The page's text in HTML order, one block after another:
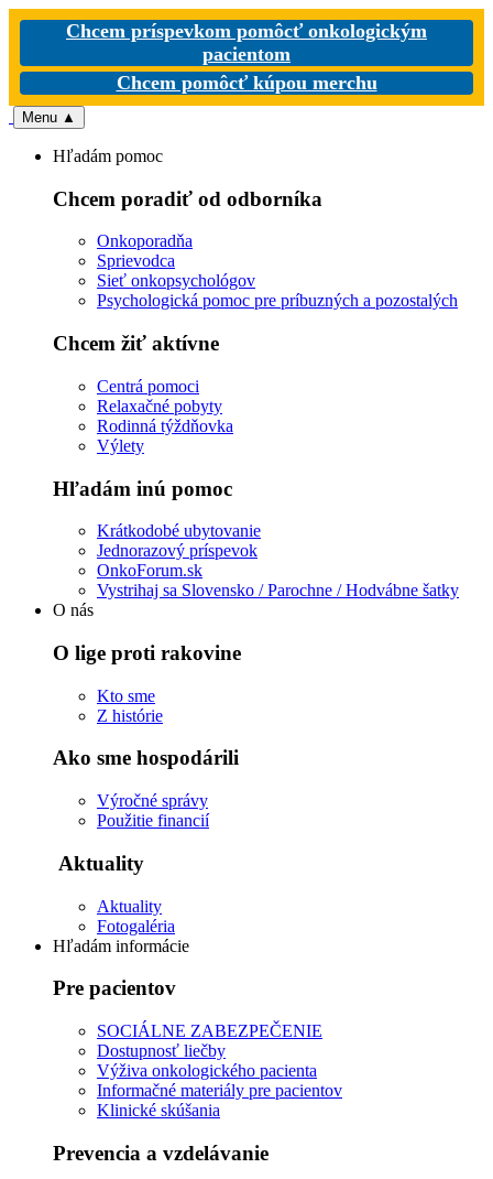
Chcem príspevkom pomôcť onkologickým
pacientom
Chcem pomôcť kúpou merchu
Menu ▲
Hľadám pomoc
Chcem poradiť od odborníka
Onkoporadňa
Sprievodca
Sieť onkopsychológov
Psychologická pomoc pre príbuzných a pozostalých
Chcem žiť aktívne
Centrá pomoci
Relaxačné pobyty
Rodinná týždňovka
Výlety
Hľadám inú pomoc
Krátkodobé ubytovanie
Jednorazový príspevok
OnkoForum.sk
Vystrihaj sa Slovensko / Parochne / Hodvábne šatky
O nás
O lige proti rakovine
Kto sme
Z histórie
Ako sme hospodárili
Výročné správy
Použitie financií
Aktuality
Aktuality
Fotogaléria
Hľadám informácie
Pre pacientov
SOCIÁLNE ZABEZPEČENIE
Dostupnosť liečby
Výživa onkologického pacienta
Informačné materiály pre pacientov
Klinické skúšania
Prevencia a vzdelávanie